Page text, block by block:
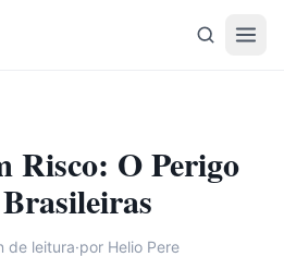
Risco: O Perigo
de leitura·por Helio Pere